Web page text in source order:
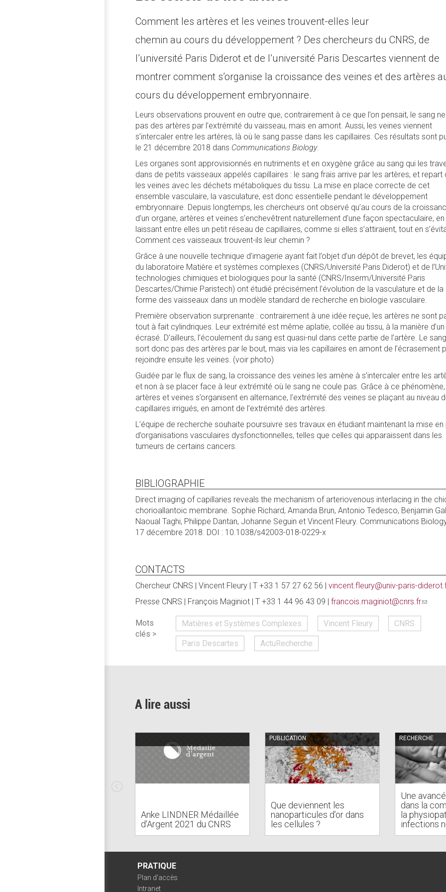
Comment les artères et les veines trouvent-elles leur
chemin au cours du développement ? Des chercheurs du CNRS, de
l’université Paris Diderot et de l’université Paris Descartes viennent de
montrer comment s’organise la croissance des veines et des artères
cours du développement embryonnaire.
Leurs observations prouvent en outre que, contrairement à ce que l’on pensait, le sang
pas des artères par l’extrémité du vaisseau, mais en amont. Aussi, les veines viennent
s’intercaler entre les artères, là où le sang passe dans les capillaires. Ces résultats sont
le 21 décembre 2018 dans Communications Biology.
Les organes sont approvisionnés en nutriments et en oxygène grâce au sang qui les
dans de petits vaisseaux appelés capillaires : le sang frais arrive par les artères, et repart
les veines avec les déchets métaboliques du tissu. La mise en place correcte de cet
ensemble vasculaire, la vasculature, est donc essentielle pendant le développement
embryonnaire. Depuis longtemps, les chercheurs ont observé qu’au cours de la
d’un organe, artères et veines s’enchevêtrent naturellement d’une façon spectaculaire, en
laissant entre elles un petit réseau de capillaires, comme si elles s’attiraient, tout en
Comment ces vaisseaux trouvent-ils leur chemin ?
Grâce à une nouvelle technique d’imagerie ayant fait l’objet d’un dépôt de brevet, les
du laboratoire Matière et systèmes complexes (CNRS/Université Paris Diderot) et de
technologies chimiques et biologiques pour la santé (CNRS/Inserm/Université Paris
Descartes/Chimie Paristech) ont étudié précisément l’évolution de la vasculature et de la
forme des vaisseaux dans un modèle standard de recherche en biologie vasculaire.
Première observation surprenante : contrairement à une idée reçue, les artères ne sont
tout à fait cylindriques. Leur extrémité est même aplatie, collée au tissu, à la manière d’un
écrasé. D’ailleurs, l’écoulement du sang est quasi-nul dans cette partie de l’artère. Le
sort donc pas des artères par le bout, mais via les capillaires en amont de l’écrasement
rejoindre ensuite les veines. (voir photo)
Guidée par le flux de sang, la croissance des veines les amène à s’intercaler entre les
et non à se placer face à leur extrémité où le sang ne coule pas. Grâce à ce phénomène,
artères et veines s’organisent en alternance, l’extrémité des veines se plaçant au niveau
capillaires irrigués, en amont de l’extrémité des artères.
L’équipe de recherche souhaite poursuivre ses travaux en étudiant maintenant la mise en
d’organisations vasculaires dysfonctionnelles, telles que celles qui apparaissent dans les
tumeurs de certains cancers.
BIBLIOGRAPHIE
Direct imaging of capillaries reveals the mechanism of arteriovenous interlacing in the
chorioallantoic membrane. Sophie Richard, Amanda Brun, Antonio Tedesco, Benjamin
Naoual Taghi, Philippe Dantan, Johanne Seguin et Vincent Fleury. Communications
17 décembre 2018. DOI : 10.1038/s42003-018-0229-x
CONTACTS
Chercheur CNRS | Vincent Fleury | T +33 1 57 27 62 56 |vincent.fleury@univ-paris-
Presse CNRS | François Maginiot | T +33 1 44 96 43 09 |francois.maginiot@cnrs.fr(link
Mots
clés >
Matières et Systèmes Complexes Vincent Fleury CNRS
Paris Descartes ActuRecherche
A lire aussi
Anke LINDNER Médaillée
d'Argent 2021 du CNRS
PUBLICATION
Que deviennent les
nanoparticules d’or dans
les cellules ?
RECHERCHE
Une
dans la
la
infections
PRATIQUE
Plan d'accès
Intranet